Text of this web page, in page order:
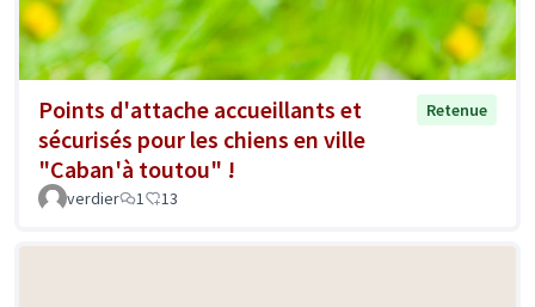
Points d'attache accueillants et
sécurisés pour les chiens en ville
"Caban'à toutou" !
Retenue
verdier 1 13